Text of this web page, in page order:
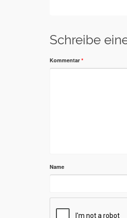
Schreibe
Kommentar *
Name